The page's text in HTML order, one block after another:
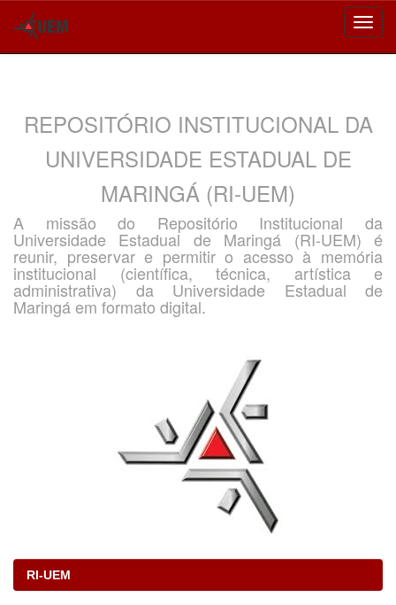
REPOSITÓRIO INSTITUCIONAL DA
UNIVERSIDADE ESTADUAL DE
MARINGÁ (RI-UEM)
A missão do Repositório Institucional da
Universidade Estadual de Maringá (RI-UEM) é
reunir, preservar e permitir o acesso à memória
institucional (científica, técnica, artística e
administrativa) da Universidade Estadual de
Maringá em formato digital.
RI-UEM